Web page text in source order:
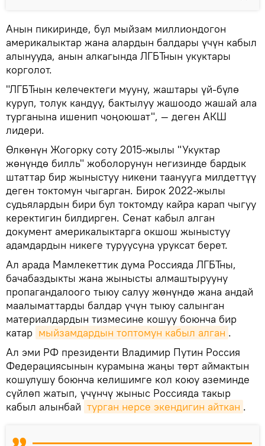
Анын пикиринде, бул мыйзам миллиондогон
америкалыктар жана алардын балдары үчүн кабыл
алынууда, анын алкагында ЛГБТнын укуктары
корголот.
"ЛГБТнын келечектеги мууну, жаштары үй-бүлө
куруп, толук кандуу, бактылуу жашоодо жашай ала
турганына ишенип чоңоюшат", — деген АКШ
лидери.
Өлкөнүн Жогорку соту 2015-жылы "Укуктар
жөнүндө билль" жоболорунун негизинде бардык
штаттар бир жыныстуу никени таанууга милдеттүү
деген токтомун чыгарган. Бирок 2022-жылы
судьялардын бири бул токтомду кайра карап чыгуу
керектигин билдирген. Сенат кабыл алган
документ америкалыктарга окшош жыныстуу
адамдардын никеге туруусуна уруксат берет.
Ал арада Мамлекеттик дума Россияда ЛГБТны,
бачабаздыкты жана жынысты алмаштырууну
пропагандалоого тыюу салуу жөнүндө жана андай
маалыматтарды балдар үчүн тыюу салынган
материалдардын тизмесине кошуу боюнча бир
катар мыйзамдардын топтомун кабыл алган .
Ал эми РФ президенти Владимир Путин Россия
Федерациясынын курамына жаңы төрт аймактын
кошулушу боюнча келишимге кол коюу аземинде
сүйлөп жатып, үчүнчү жыныс Россияда такыр
кабыл алынбай турган нерсе экендигин айткан .